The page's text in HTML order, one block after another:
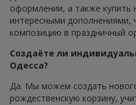
оформлении, а также купить
интересными дополнениями,
композицию в праздничный
Создаёте ли
Одесса?
Да. Мы можем создать
рождественскую корзину,